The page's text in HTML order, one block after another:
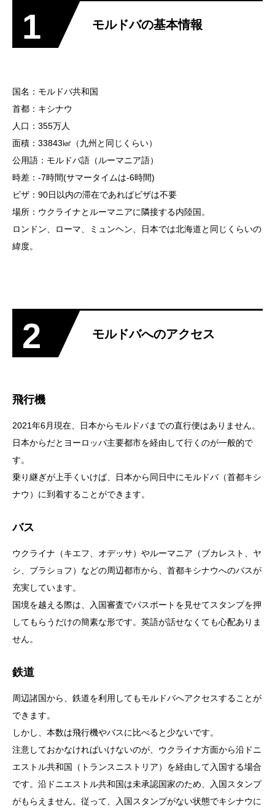
1 モルドバの基本情報
国名：モルドバ共和国
首都：キシナウ
人口：355万人
面積：33843㎢（九州と同じくらい）
公用語：モルドバ語（ルーマニア語）
時差：-7時間(サマータイムは-6時間)
ビザ：90日以内の滞在であればビザは不要
場所：ウクライナとルーマニアに隣接する内陸国。
ロンドン、ローマ、ミュンヘン、日本では北海道と同じくらいの
緯度。
2 モルドバへのアクセス
飛行機
2021年6月現在、日本からモルドバまでの直行便はありません。
日本からだとヨーロッパ主要都市を経由して行くのが一般的で
す。
乗り継ぎが上手くいけば、日本から同日中にモルドバ（首都キシ
ナウ）に到着することができます。
バス
ウクライナ（キエフ、オデッサ）やルーマニア（ブカレスト、ヤ
シ、ブラショフ）などの周辺都市から、首都キシナウへのバスが
充実しています。
国境を越える際は、入国審査でパスポートを見せてスタンプを押
してもらうだけの簡素な形です。英語が話せなくても心配ありま
せん。
鉄道
周辺諸国から、鉄道を利用してもモルドバへアクセスすることが
できます。
しかし、本数は飛行機やバスに比べると少ないです。
注意しておかなければいけないのが、ウクライナ方面から沿ドニ
エストル共和国（トランスニストリア）を経由して入国する場合
です。沿ドニエストル共和国は未承認国家のため、入国スタンプ
がもらえません。従って、入国スタンプがない状態でキシナウに